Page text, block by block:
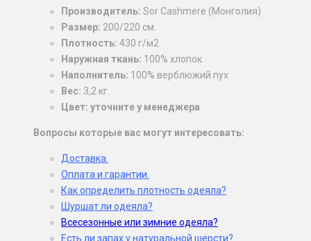
Производитель: Sor Cashmere (Монголия)
Размер: 200/220 см.
Плотность: 430 г/м2
Наружная ткань: 100% хлопок
Наполнитель: 100% верблюжий пух
Вес: 3,2 кг.
Цвет: уточните у менеджера
Вопросы которые вас могут интересовать:
Доставка.
Оплата и гарантии.
Как определить плотность одеяла?
Шуршат ли одеяла?
Всесезонные или зимние одеяла?
Есть ли запах у натуральной шерсти?